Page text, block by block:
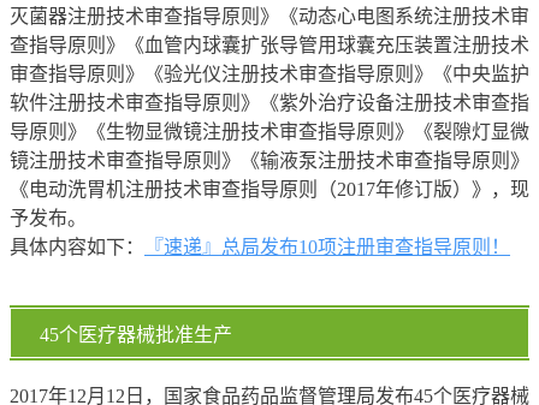
灭菌器注册技术审查指导原则》《动态心电图系统注册技术审
查指导原则》《血管内球囊扩张导管用球囊充压装置注册技术
审查指导原则》《验光仪注册技术审查指导原则》《中央监护
软件注册技术审查指导原则》《紫外治疗设备注册技术审查指
导原则》《生物显微镜注册技术审查指导原则》《裂隙灯显微
镜注册技术审查指导原则》《输液泵注册技术审查指导原则》
《电动洗胃机注册技术审查指导原则（2017年修订版）》，现
予发布。
具体内容如下：
『速递』总局发布10项注册审查指导原则！
45个医疗器械批准生产
2017年12月12日，国家食品药品监督管理局发布45个医疗器械